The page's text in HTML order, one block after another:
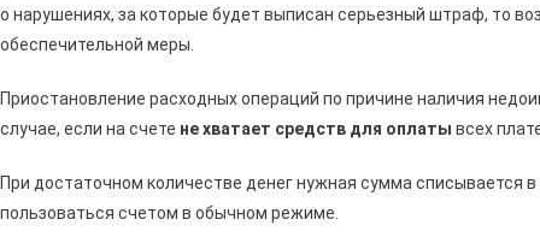
Банки
о нарушениях, за которые будет выписан серьезный штраф, то
обеспечительной меры.
Приостановление расходных операций по причине наличия
случае, если на счете не хватает средств для оплаты всех
При достаточном количестве денег нужная сумма списывается
пользоваться счетом в обычном режиме.